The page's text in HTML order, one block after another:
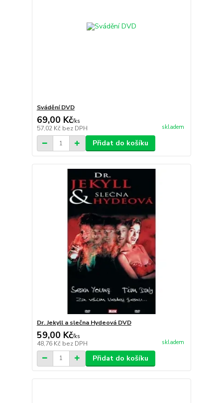
Svádění DVD
69,00 Kč/ks
57,02 Kč bez DPH skladem
Přidat do košíku
Dr. Jekyll a slečna Hydeová DVD
59,00 Kč/ks
48,76 Kč bez DPH skladem
Přidat do košíku